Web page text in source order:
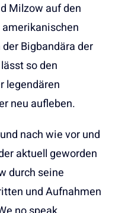
Milzow auf den
Bigbandära der
so den
legendären
neu aufleben.
nach wie vor und
aktuell geworden
durch seine
und Aufnahmen